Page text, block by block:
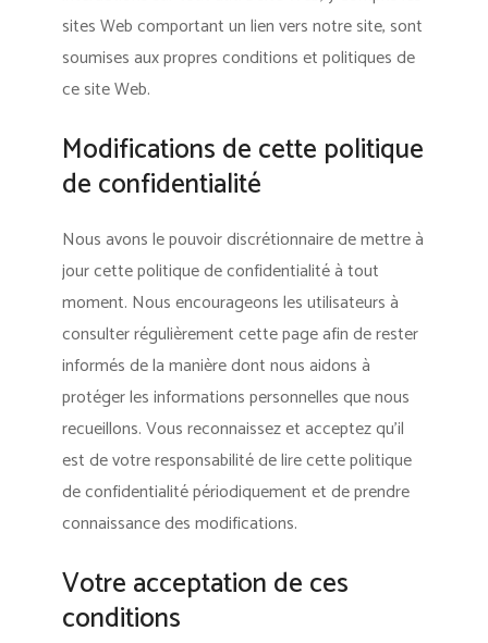
sites Web comportant un lien vers notre site, sont
soumises aux propres conditions et politiques de
ce site Web.
Modifications de cette politique
de confidentialité
Nous avons le pouvoir discrétionnaire de mettre à
jour cette politique de confidentialité à tout
moment. Nous encourageons les utilisateurs à
consulter régulièrement cette page afin de rester
informés de la manière dont nous aidons à
protéger les informations personnelles que nous
recueillons. Vous reconnaissez et acceptez qu’il
est de votre responsabilité de lire cette politique
de confidentialité périodiquement et de prendre
connaissance des modifications.
Votre acceptation de ces
conditions